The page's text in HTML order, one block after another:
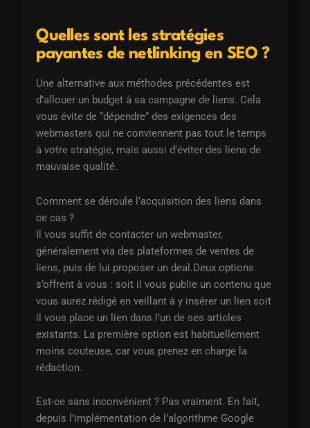
Quelles sont les stratégies
payantes de netlinking en SEO ?
Une alternative aux méthodes précédentes est
d’allouer un budget à sa campagne de liens. Cela
vous évite de “dépendre” des exigences des
webmasters qui ne conviennent pas tout le temps
à votre stratégie, mais aussi d’éviter des liens de
mauvaise qualité.
Comment se déroule l’acquisition des liens dans
ce cas ?
Il vous suffit de contacter un webmaster,
généralement via des plateformes de ventes de
liens, puis de lui proposer un deal.Deux options
s’offrent à vous : soit il vous publie un contenu que
vous aurez rédigé en veillant à y insérer un lien soit
il vous place un lien dans l’un de ses articles
existants. La première option est habituellement
moins couteuse, car vous prenez en charge la
rédaction.
Est-ce sans inconvénient ? Pas vraiment. En fait,
depuis l’implémentation de l’algorithme Google